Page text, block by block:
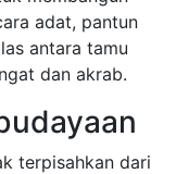
adat, pantun
antara tamu
dan akrab.
terpisahkan dari